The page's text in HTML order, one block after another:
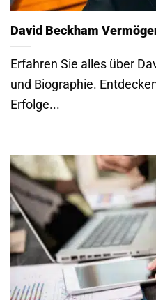
Warum digitale Prozesse
Scheitern entscheiden
Stellen Sie sich vor, Sie
modernen Sportwagens,
Windschutzscheibe ist...